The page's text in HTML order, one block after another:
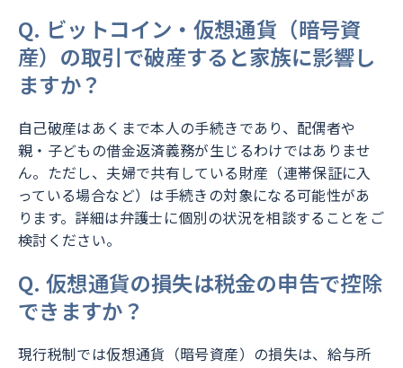
Q. ビットコイン・仮想通貨（暗号資
産）の取引で破産すると家族に影響し
ますか？
自己破産はあくまで本人の手続きであり、配偶者や
親・子どもの借金返済義務が生じるわけではありませ
ん。ただし、夫婦で共有している財産（連帯保証に入
っている場合など）は手続きの対象になる可能性があ
ります。詳細は弁護士に個別の状況を相談することをご
検討ください。
Q. 仮想通貨の損失は税金の申告で控除
できますか？
現行税制では仮想通貨（暗号資産）の損失は、給与所